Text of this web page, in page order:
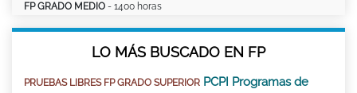
FP GRADO MEDIO - 1400 horas
LO MÁS BUSCADO EN FP
PRUEBAS LIBRES FP GRADO SUPERIOR PCPI Programas de